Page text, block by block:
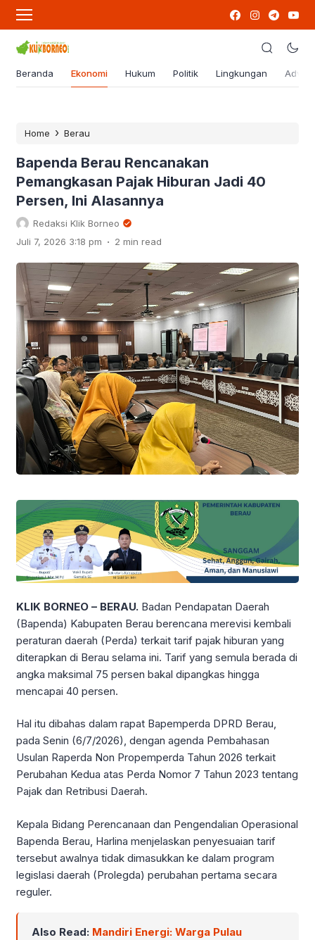
Beranda Ekonomi Hukum Politik Lingkungan
Home › Berau
Bapenda Berau Rencanakan
Pemangkasan Pajak Hiburan Jadi 40
Persen, Ini Alasannya
Redaksi Klik Borneo
Juli 7, 2026 3:18 pm . 2 min read
KLIK BORNEO – BERAU. Badan Pendapatan Daerah
(Bapenda) Kabupaten Berau berencana merevisi kembali
peraturan daerah (Perda) terkait tarif pajak hiburan yang
diterapkan di Berau selama ini. Tarif yang semula berada di
angka maksimal 75 persen bakal dipangkas hingga
mencapai 40 persen.
Hal itu dibahas dalam rapat Bapemperda DPRD Berau,
pada Senin (6/7/2026), dengan agenda Pembahasan
Usulan Raperda Non Propemperda Tahun 2026 terkait
Perubahan Kedua atas Perda Nomor 7 Tahun 2023 tentang
Pajak dan Retribusi Daerah.
Kepala Bidang Perencanaan dan Pengendalian Operasional
Bapenda Berau, Harlina menjelaskan penyesuaian tarif
tersebut awalnya tidak dimasukkan ke dalam program
legislasi daerah (Prolegda) perubahan pertama secara
reguler.
Also Read: Mandiri Energi: Warga Pulau